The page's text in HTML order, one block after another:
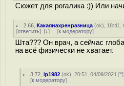
Сюжет для рогалика :)) Или
2.66 ,Какаянахренразница (ok), 18:41,
[ответить] [↓] [к модератору]
Шта??? Он врач, а сейчас
на всё физически не хватает.
3.72 ,ip1982 (ok), 20:51, 04/09/2021 [^
[к модератору]